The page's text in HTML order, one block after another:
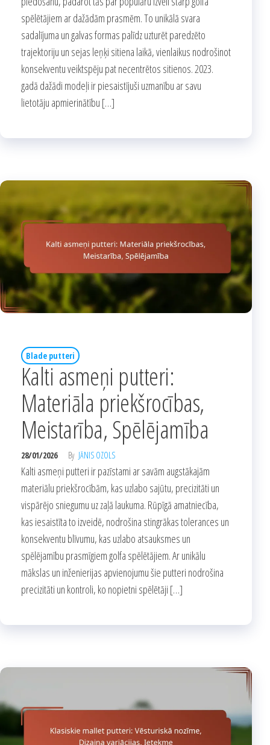
spēlētājiem ar dažādām prasmēm. To unikālā svara
sadalījuma un galvas formas palīdz uzturēt paredzēto
trajektoriju un sejas leņķi sitiena laikā, vienlaikus nodrošinot
konsekventu veiktspēju pat necentrētos sitienos. 2023.
gadā dažādi modeļi ir piesaistījuši uzmanību ar savu
lietotāju apmierinātību […]
Blade putteri
Kalti asmeņi putteri:
Materiāla priekšrocības,
Meistarība, Spēlējamība
28/01/2026 By JĀNIS OZOLS
Kalti asmeņi putteri ir pazīstami ar savām augstākajām
materiālu priekšrocībām, kas uzlabo sajūtu, precizitāti un
vispārējo sniegumu uz zaļā laukuma. Rūpīgā amatniecība,
kas iesaistīta to izveidē, nodrošina stingrākas tolerances un
konsekventu blīvumu, kas uzlabo atsauksmes un
spēlējamību prasmīgiem golfa spēlētājiem. Ar unikālu
mākslas un inženierijas apvienojumu šie putteri nodrošina
precizitāti un kontroli, ko nopietni spēlētāji […]